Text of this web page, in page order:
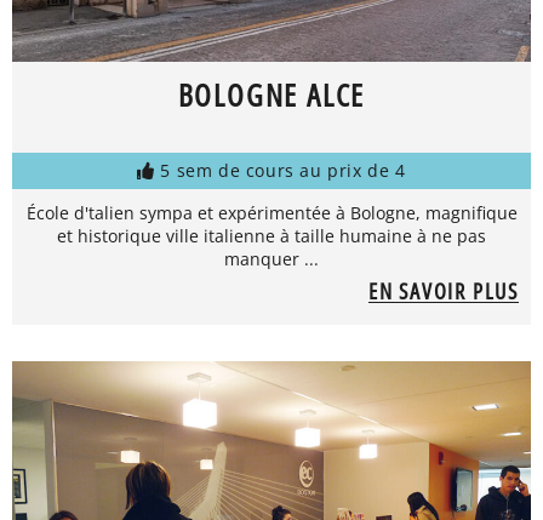
BOLOGNE ALCE
5 sem de cours au prix de 4
École d'talien sympa et expérimentée à Bologne, magnifique
et historique ville italienne à taille humaine à ne pas
manquer ...
EN SAVOIR PLUS